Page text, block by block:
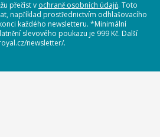
přečíst v ochraně osobních údajů. Toto
například prostřednictvím odhlašovacího
každého newsletteru. *Minimální
slevového poukazu je 999 Kč. Další
newsletter/.